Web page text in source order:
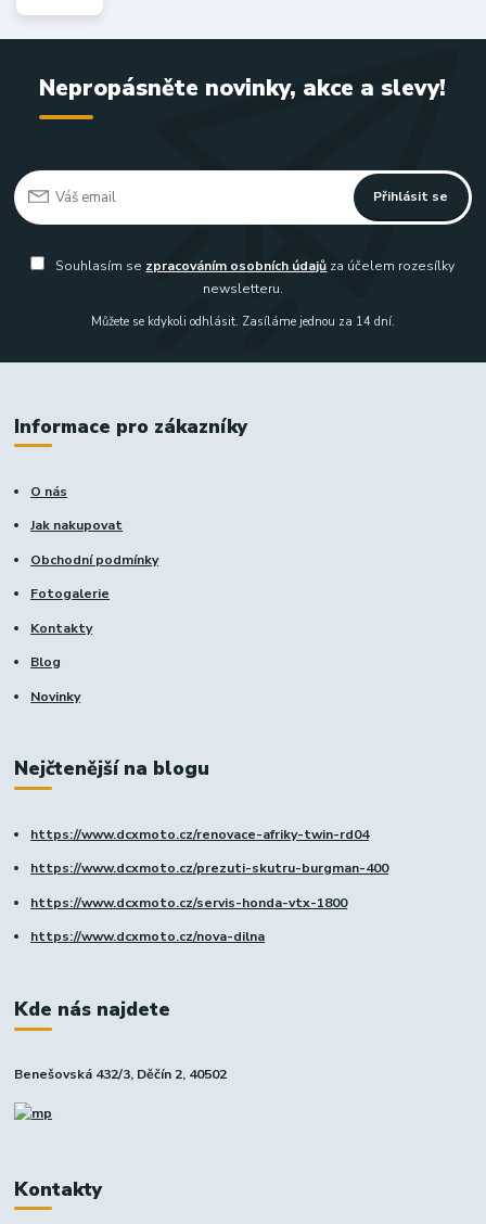
Nepropásněte novinky, akce a slevy!
Přihlásit se
Souhlasím se zpracováním osobních údajů za účelem rozesílky
newsletteru.
Můžete se kdykoli odhlásit. Zasíláme jednou za 14 dní.
Informace pro zákazníky
O nás
Jak nakupovat
Obchodní podmínky
Fotogalerie
Kontakty
Blog
Novinky
Nejčtenější na blogu
https://www.dcxmoto.cz/renovace-afriky-twin-rd04
https://www.dcxmoto.cz/prezuti-skutru-burgman-400
https://www.dcxmoto.cz/servis-honda-vtx-1800
https://www.dcxmoto.cz/nova-dilna
Kde nás najdete
Benešovská 432/3, Děčín 2, 40502
Kontakty